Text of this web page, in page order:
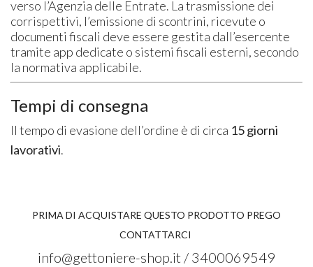
verso l’Agenzia delle Entrate. La trasmissione dei
corrispettivi, l’emissione di scontrini, ricevute o
documenti fiscali deve essere gestita dall’esercente
tramite app dedicate o sistemi fiscali esterni, secondo
la normativa applicabile.
Tempi di consegna
Il tempo di evasione dell’ordine è di circa 15 giorni
lavorativi.
PRIMA DI ACQUISTARE QUESTO PRODOTTO PREGO
CONTATTARCI
info@gettoniere-shop.it / 3400069549